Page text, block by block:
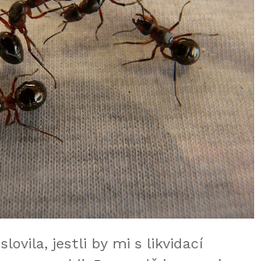
jestli by mi s likvidací